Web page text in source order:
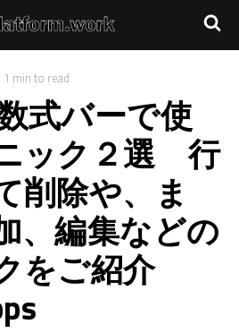
1 min to read
式バーで使
ック２選 行
削除や、ま
、編集などの
をご紹介